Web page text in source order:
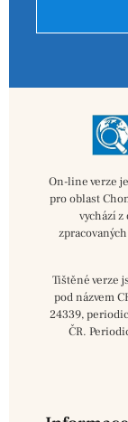
On-line verze
pro oblast
vychází
Tištěné verze
pod názvem
24339,
ČR.